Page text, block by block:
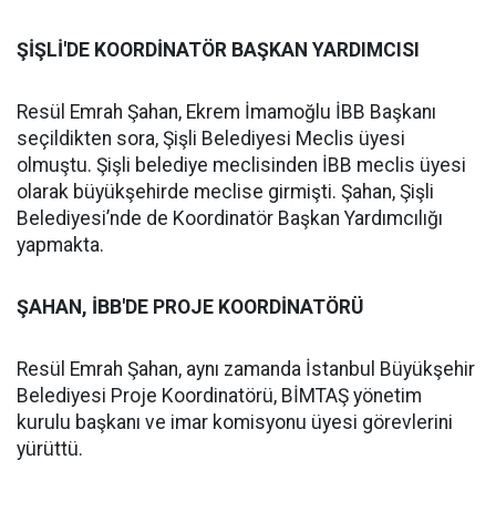
ŞİŞLİ'DE KOORDİNATÖR BAŞKAN YARDIMCISI
Resül Emrah Şahan, Ekrem İmamoğlu İBB Başkanı
seçildikten sora, Şişli Belediyesi Meclis üyesi
olmuştu. Şişli belediye meclisinden İBB meclis üyesi
olarak büyükşehirde meclise girmişti. Şahan, Şişli
Belediyesi’nde de Koordinatör Başkan Yardımcılığı
yapmakta.
ŞAHAN, İBB'DE PROJE KOORDİNATÖRÜ
Resül Emrah Şahan, aynı zamanda İstanbul Büyükşehir
Belediyesi Proje Koordinatörü, BİMTAŞ yönetim
kurulu başkanı ve imar komisyonu üyesi görevlerini
yürüttü.